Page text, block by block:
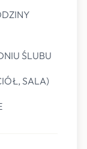
ŚLUBU
SALA)